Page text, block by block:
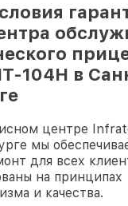
104H в
центре
мы
для всех
на принципах
и качества.